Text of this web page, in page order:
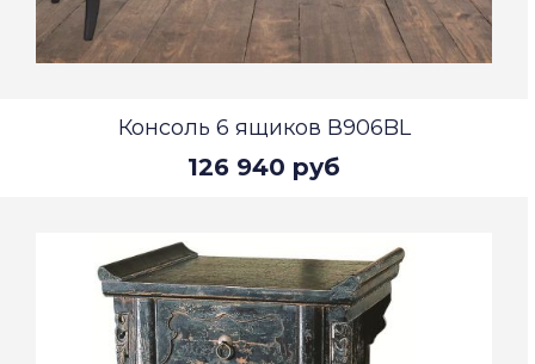
Консоль 6 ящиков В906BL
126 940 руб